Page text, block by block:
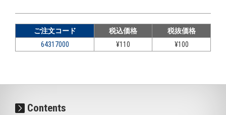
ご注文コード 税込価格
税抜価格
64317000
¥110 ¥100
Contents